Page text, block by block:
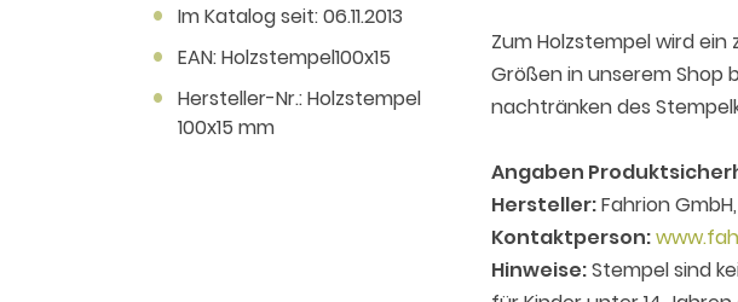
Im Katalog seit: 06.11.2013
EAN: Holzstempel100x15
Hersteller-Nr.: Holzstempel
100x15 mm
Zum Holzstempel wird
Größen in unserem Shop
nachtränken des
Angaben
Hersteller:Fahrion
Kontaktperson:
Hinweise:Stempel sind